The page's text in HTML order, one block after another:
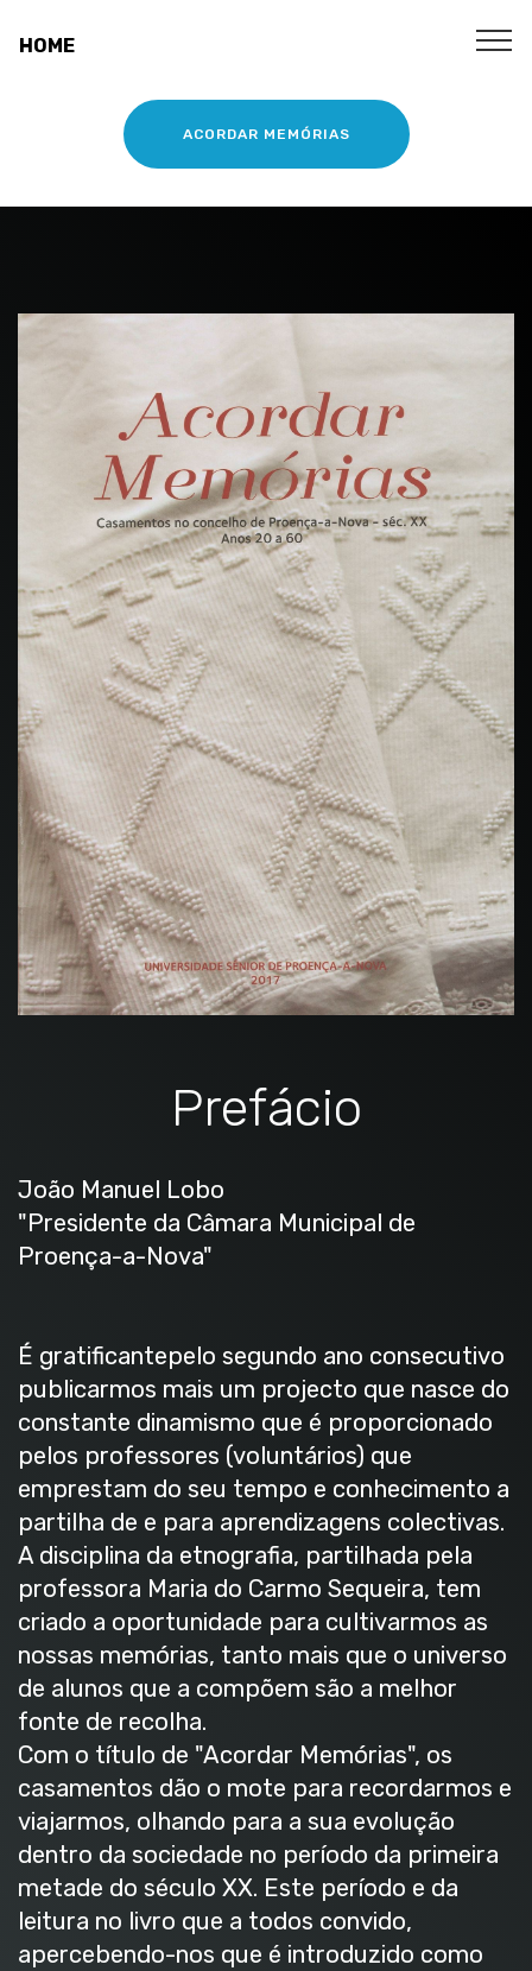
HOME
ACORDAR MEMÓRIAS
Prefácio
João Manuel Lobo
"Presidente da Câmara Municipal de
Proença-a-Nova"
É gratificantepelo segundo ano consecutivo
publicarmos mais um projecto que nasce do
constante dinamismo que é proporcionado
pelos professores (voluntários) que
emprestam do seu tempo e conhecimento a
partilha de e para aprendizagens colectivas.
A disciplina da etnografia, partilhada pela
professora Maria do Carmo Sequeira, tem
criado a oportunidade para cultivarmos as
nossas memórias, tanto mais que o universo
de alunos que a compõem são a melhor
fonte de recolha.
Com o título de "Acordar Memórias", os
casamentos dão o mote para recordarmos e
viajarmos, olhando para a sua evolução
dentro da sociedade no período da primeira
metade do século XX. Este período e da
leitura no livro que a todos convido,
apercebendo-nos que é introduzido como